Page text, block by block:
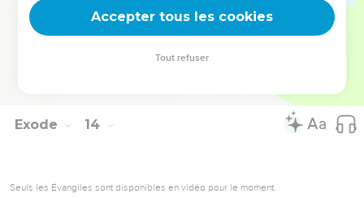
nuée, pour les conduire par le chemin, et la nuit dans une
colonne de feu, pour les éclairer, afin qu'ils marchassent jour
peuple pendant le jour, ni la colonne de feu pendant la nuit.
Exode 14
Seuls les Évangiles sont disponibles en vidéo pour le moment.
Accepter tous les cookies
Tout refuser